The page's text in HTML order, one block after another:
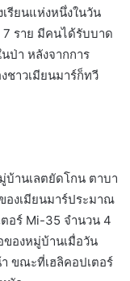
รียนแห่งหนึ่งในวัน
7 ราย มีคนได้รับบาด
ป่า หลังจากการ
ชาวเมียนมาร์ก็ทวี
บ้านเลตยัดโกน ตาบา
องเมียนมาร์ประมาณ
ตอร์ Mi-35 จำนวน 4
ของหมู่บ้านเมื่อวัน
ขณะที่เฮลิคอปเตอร์